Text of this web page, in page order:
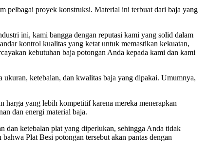
pelbagai proyek konstruksi. Material ini terbuat dari baja yang
ini, kami bangga dengan reputasi kami yang solid dalam
kontrol kualitas yang ketat untuk memastikan kekuatan,
kebutuhan baja potongan Anda kepada kami dan kami
ukuran, ketebalan, dan kwalitas baja yang dipakai. Umumnya,
harga yang lebih kompetitif karena mereka menerapkan
dan energi material baja.
dan ketebalan plat yang diperlukan, sehingga Anda tidak
Plat Besi potongan tersebut akan pantas dengan